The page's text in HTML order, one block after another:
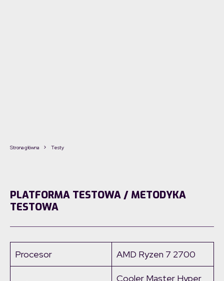
Strona główna Testy
PLATFORMA TESTOWA / METODYKA
TESTOWA
Procesor AMD Ryzen 7 2700
Cooler Master Hyper